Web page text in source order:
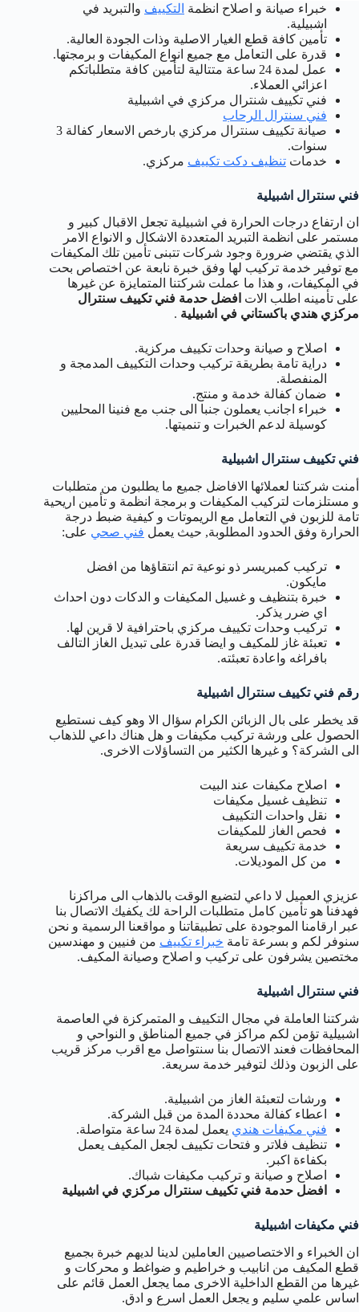
خبراء صيانة و اصلاح انظمة التكييف والتبريد في
اشبيلية.
تأمين كافة قطع الغيار الاصلية وذات الجودة العالية.
قدرة على التعامل مع جميع انواع المكيفات و برمجتها.
عمل لمدة 24 ساعة متتالية لتأمين كافة متطلباتكم
اعزائي العملاء.
فني تكييف شنترال مركزي في اشبيلية
فني سنترال الرحاب
صيانة تكييف سنترال مركزي بارخص الاسعار كفالة 3
سنوات.
خدمات تنظيف دكت تكييف مركزي.
فني سنترال اشبيلية
ان ارتفاع درجات الحرارة في اشبيلية تجعل الاقبال كبير و
مستمر على انظمة التبريد المتعددة الاشكال و الانواع الامر
الذي يقتضي ضرورة وجود شركات تتبنى تأمين تلك المكيفات
مع توفير خدمة تركيب لها وفق خبرة نابعة عن اختصاص بحت
في المكيفات، و هذا ما عملت شركتنا المتمايزة عن غيرها
على تأمينه اطلب الات افضل حدمة فني تكييف سنترال
مركزي هندي باكستاني في اشبيلية .
اصلاح و صيانة وحدات تكييف مركزية.
دراية تامة بطريقة تركيب وحدات التكييف المدمجة و
المنفصلة.
ضمان كفالة خدمة و منتج.
خبراء اجانب يعملون جنبا الى جنب مع فنينا المحليين
كوسيلة لدعم الخبرات و تنميتها.
فني تكييف سنترال اشبيلية
أمنت شركتنا لعملائها الافاضل جميع ما يطلبون من متطلبات
و مستلزمات لتركيب المكيفات و برمجة انظمة و تأمين اريحية
تامة للزبون في التعامل مع الريموتات و كيفية ضبط درجة
الحرارة وفق الحدود المطلوبة, حيث يعمل فني صحي على:
تركيب كمبريسر ذو نوعية تم انتقاؤها من افضل
مايكون.
خبرة بتنظيف و غسيل المكيفات و الدكات دون احداث
اي ضرر يذكر.
تركيب وحدات تكييف مركزي باحترافية لا قرين لها.
تعبئة غاز للمكيف و ايضا قدرة على تبديل الغاز التالف
بافراغه واعادة تعبئته.
رقم فني تكييف سنترال اشبيلية
قد يخطر على بال الزبائن الكرام سؤال الا وهو كيف نستطيع
الحصول على ورشة تركيب مكيفات و هل هناك داعي للذهاب
الى الشركة؟ و غيرها الكثير من التساؤلات الاخرى.
اصلاح مكيفات عند البيت
تنظيف غسيل مكيفات
نقل واحدات التكييف
فحص الغاز للمكيفات
خدمة تكييف سريعة
من كل الموديلات.
عزيزي العميل لا داعي لتضيع الوقت بالذهاب الى مراكزنا
فهدفنا هو تأمين كامل متطلبات الراحة لك يكفيك الاتصال بنا
عبر ارقامنا الموجودة على تطبيقاتنا و مواقعنا الرسمية و نحن
سنوفر لكم و بسرعة تامة خبراء تكييف من فنيين و مهندسين
مختصين يشرفون على تركيب و اصلاح وصيانة المكيف.
فني سنترال اشبيلية
شركتنا العاملة في مجال التكييف و المتمركزة في العاصمة
اشبيلية تؤمن لكم مراكز في جميع المناطق و النواحي و
المحافظات فعند الاتصال بنا سنتواصل مع اقرب مركز قريب
على الزبون وذلك لتوفير خدمة سريعة.
ورشات لتعبئة الغاز من اشبيلية.
اعطاء كفالة محددة المدة من قبل الشركة.
فني مكيفات هندي يعمل لمدة 24 ساعة متواصلة.
تنظيف فلاتر و فتحات تكييف لجعل المكيف يعمل
بكفاءة اكبر.
اصلاح و صيانة و تركيب مكيفات شباك.
افضل حدمة فني تكييف سنترال مركزي في اشبيلية
فني مكيفات اشبيلية
ان الخبراء و الاختصاصيين العاملين لدينا لديهم خبرة بجميع
قطع المكيف من انابيب و خراطيم و ضواغط و محركات و
غيرها من القطع الداخلية الاخرى مما يجعل العمل قائم على
اساس علمي سليم و يجعل العمل اسرع و ادق.